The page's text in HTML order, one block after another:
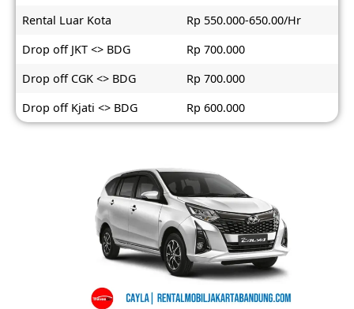
Rental Luar Kota
Rp 550.000-650.00/Hr
Drop off JKT <> BDG
Rp 700.000
Drop off CGK <> BDG
Rp 700.000
Drop off Kjati <> BDG
Rp 600.000